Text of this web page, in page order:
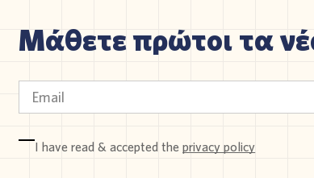
Μάθετε πρώτοι τα
I have read & accepted theprivacy policy